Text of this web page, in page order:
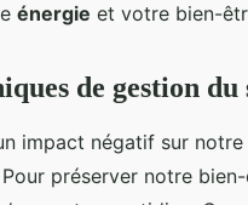
énergie et votre bien-
de gestion du
impact négatif sur
préserver notre